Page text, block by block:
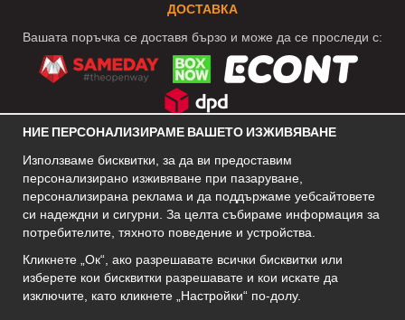
ДОСТАВКА
Вашата поръчка се доставя бързо и може да се проследи с:
БИЗНЕС АДРЕС
Narva mnt 5, EE-10117 Tallinn
Reg: 12356245
НИЕ ПЕРСОНАЛИЗИРАМЕ ВАШЕТО ИЗЖИВЯВАНЕ
Използваме бисквитки, за да ви предоставим
персонализирано изживяване при пазаруване,
персонализирана реклама и да поддържаме уебсайтовете
си надеждни и сигурни. За целта събираме информация за
потребителите, тяхното поведение и устройства.
Кликнете „Ок“, ако разрешавате всички бисквитки или
изберете кои бисквитки разрешавате и кои искате да
изключите, като кликнете „Настройки“ по-долу.